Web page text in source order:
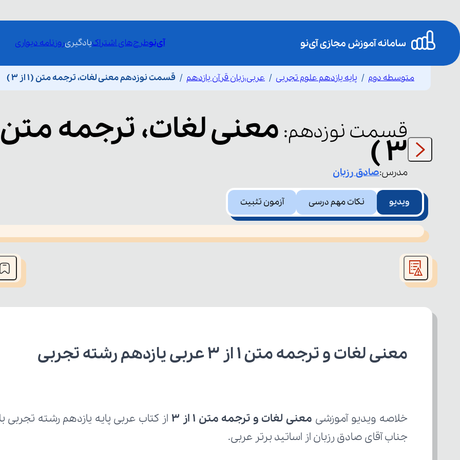
آی‌نوطرح‌های اشتراکیادگیریروزنامه دیواری
متوسطه دوم پایه یازدهم علوم تجربی عربی،زبان قرآن یازدهم قسمت نوزدهم معنی لغات، ترجمه متن ( 1 از 3 )
قسمت نوزدهم:
3 )
مدرس:صادقرزبان
ویدیو نکات مهم درسی آزمون تثبیت
This
is
window.
معنی لغات و ترجمه متن 1 از 3 عربی یازدهم رشته تجربی
خلاصه ویدیو آموزشی معنی لغات و ترجمه متن 1 از 3
جناب آقای صادق رزبان از اساتید برتر عربی.